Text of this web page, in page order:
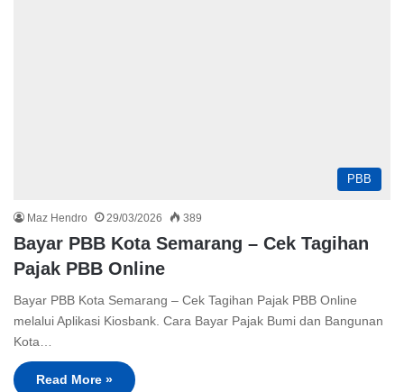
PBB
Maz Hendro 29/03/2026 389
Bayar PBB Kota Semarang – Cek Tagihan
Pajak PBB Online
Bayar PBB Kota Semarang – Cek Tagihan Pajak PBB Online
melalui Aplikasi Kiosbank. Cara Bayar Pajak Bumi dan Bangunan
Kota…
Read More »